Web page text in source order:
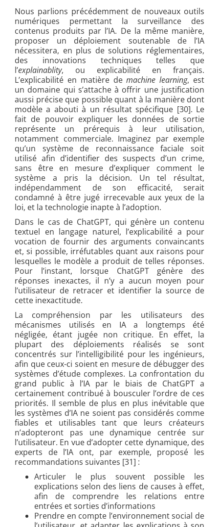
Nous parlions précédemment de nouveaux outils
numériques permettant la surveillance des
contenus produits par l’IA. De la même manière,
proposer un déploiement soutenable de l’IA
nécessitera, en plus de solutions réglementaires,
des innovations techniques telles que
l’explainablity, ou explicabilité en français.
L’explicabilité en matière demachine learning, est
un domaine qui s’attache à offrir une justification
aussi précise que possible quant à la manière dont
modèle a abouti à un résultat spécifique [30]. Le
fait de pouvoir expliquer les données de sortie
représente un prérequis à leur utilisation,
notamment commerciale. Imaginez par exemple
qu’un système de reconnaissance faciale soit
utilisé afin d’identifier des suspects d’un crime,
sans être en mesure d’expliquer comment le
système a pris la décision. Un tel résultat,
indépendamment de son efficacité, serait
condamné à être jugé irrecevable aux yeux de la
loi, et la technologie inapte à l’adoption.
Dans le cas de ChatGPT, qui génère un contenu
textuel en langage naturel, l’explicabilité a pour
vocation de fournir des arguments convaincants
et, si possible, irréfutables quant aux raisons pour
lesquelles le modèle a produit de telles réponses.
Pour l’instant, lorsque ChatGPT génère des
réponses inexactes, il n’y a aucun moyen pour
l’utilisateur de retracer et identifier la source de
cette inexactitude.
La compréhension par les utilisateurs des
mécanismes utilisés en IA a longtemps été
négligée, étant jugée non critique. En effet, la
plupart des déploiements réalisés se sont
concentrés sur l’intelligibilité pour les ingénieurs,
afin que ceux-ci soient en mesure de débugger des
systèmes d’étude complexes. La confrontation du
grand public à l’IA par le biais de ChatGPT a
certainement contribué à bousculer l’ordre de ces
priorités. Il semble de plus en plus inévitable que
les systèmes d’IA ne soient pas considérés comme
fiables et utilisables tant que leurs créateurs
n’adopteront pas une dynamique centrée sur
l’utilisateur. En vue d’adopter cette dynamique, des
experts de l’IA ont, par exemple, proposé les
recommandations suivantes [31] :
Articuler le plus souvent possible les
explications selon des liens de causes à effet,
afin de comprendre les relations entre
entrées et sorties d’informations
Prendre en compte l’environnement social de